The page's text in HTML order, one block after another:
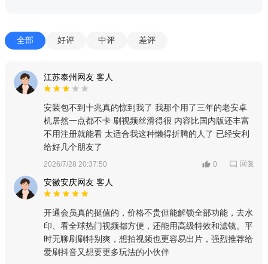
全部 好评 中评 差评
江苏泰州网友 客人
安装包不到十兆真的惊到我了 我那个用了三年的老安卓
机居然一点都不卡 刷视频丝滑得很 内容比国内版还丰富
不用注册就能看 太适合我这种懒得折腾的人了 已经安利
给好几个朋友了
2026/7/28 20:37:50 0 回复
安徽安庆网友 客人
开通会员真的挺值的，价格不贵但能解锁全部功能，去水
印、看全球热门视频都方便，还能用高级特效和滤镜。平
时无聊刷刷特别爽，想拍视频也更容易出片，强烈推荐给
爱刷抖音又想要更多玩法的小伙伴